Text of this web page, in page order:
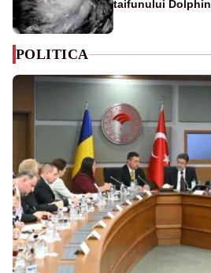
taifunului Dolphin
POLITICA